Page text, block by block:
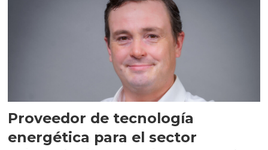
Proveedor de tecnología
energética para el sector